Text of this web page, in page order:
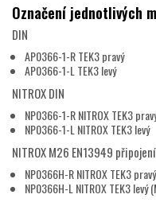
Označení jednotlivých
DIN
AP0366-1-R TEK3 pravý
AP0366-1-L TEK3 levý
NITROX DIN
NP0366-1-R NITROX TEK3
NP0366-1-L NITROX TEK3 levý
NITROX M26 EN13949 připojení
NP0366H-R NITROX TEK3
NP0366H-L NITROX TEK3 levý